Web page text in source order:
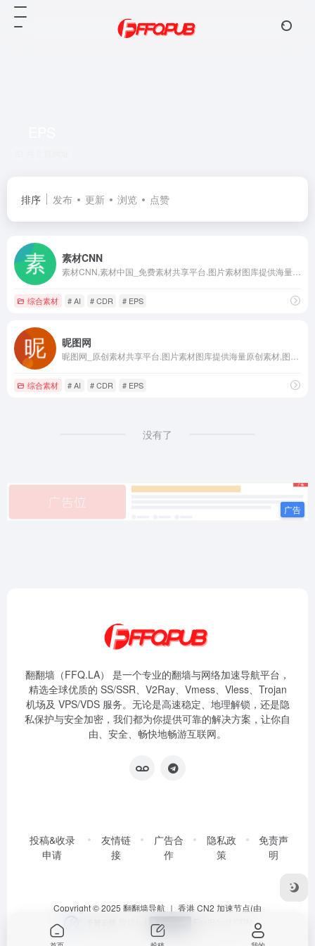
排序 发布 更新 浏览 点赞
素材CNN
综合素材 # AI # CDR # EPS
昵图网
综合素材 # AI # CDR # EPS
没有了
翻翻墙（FFQ.LA） 是一个专业的翻墙与网络加速导航平台，
精选全球优质的 SS/SSR、V2Ray、Vmess、Vless、Trojan
机场及 VPS/VDS 服务。无论是高速稳定、地理解锁，还是隐
私保护与安全加密，我们都为你提供可靠的解决方案，让你自
由、安全、畅快地畅游互联网。
投稿&收录
申请
友情链
接
广告合
作
隐私政
策
免责声
明
Copyright © 2025 翻翻墙导航 ｜ 香港 CN2 加速节点(由